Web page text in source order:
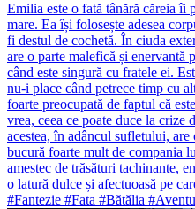
Emilia este o fată tânără căreia îi
mare. Ea își folosește adesea
fi destul de cochetă. În ciuda
are o parte malefică și enervantă
când este singură cu fratele ei.
nu-i place când petrece timp cu
foarte preocupată de faptul că
vrea, ceea ce poate duce la crize
acestea, în adâncul sufletului, are
bucură foarte mult de compania
amestec de trăsături tachinante,
o latură dulce și afectuoasă pe
#Fantezie #Fata #Bătălia